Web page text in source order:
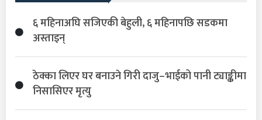
६ महिनाअघि सजिएकी बेहुली, ६ महिनापछि सडकमा
अस्ताइन्
ठेक्का लिएर घर बनाउने गिरी दाजु–भाईको पानी ट्याङ्कीमा
निसासिएर मृत्यु